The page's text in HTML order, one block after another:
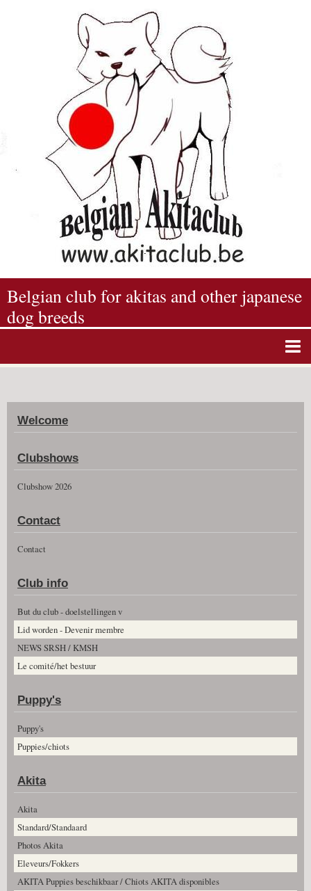
Belgian club for akitas and other japanese
dog breeds
Album photos
Agenda
Guestbook
News
Clubshow 2026
Welcome
Clubshows
Clubshow 2026
Contact
Contact
Club info
But du club - doelstellingen v
Lid worden - Devenir membre
NEWS SRSH / KMSH
Le comité/het bestuur
Puppy's
Puppy's
Puppies/chiots
Akita
Akita
Standard/Standaard
Photos Akita
Eleveurs/Fokkers
AKITA Puppies beschikbaar / Chiots AKITA disponibles